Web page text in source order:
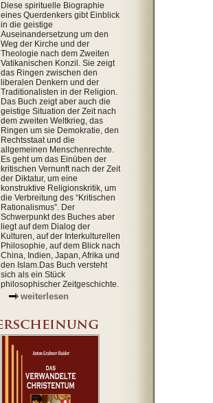
Diese spirituelle Biographie
eines Querdenkers gibt Einblick
in die geistige
Auseinandersetzung um den
Weg der Kirche und der
Theologie nach dem Zweiten
Vatikanischen Konzil. Sie zeigt
das Ringen zwischen den
liberalen Denkern und der
Traditionalisten in der Religion.
Das Buch zeigt aber auch die
geistige Situation der Zeit nach
dem zweiten Weltkrieg, das
Ringen um sie Demokratie, den
Rechtsstaat und die
allgemeinen Menschenrechte.
Es geht um das Einüben der
kritischen Vernunft nach der Zeit
der Diktatur, um eine
konstruktive Religionskritik, um
die Verbreitung des “Kritischen
Rationalismus”. Der
Schwerpunkt des Buches aber
liegt auf dem Dialog der
Kulturen, auf der Interkulturellen
Philosophie, auf dem Blick nach
China, Indien, Japan, Afrika und
den Islam.Das Buch versteht
sich als ein Stück
philosophischer Zeitgeschichte.
weiterlesen